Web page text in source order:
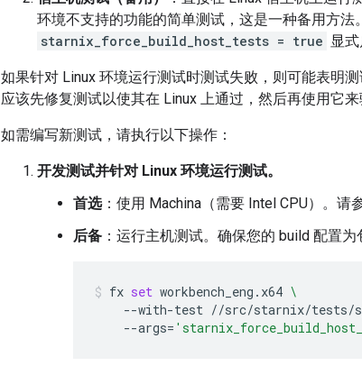
环境不支持的功能的简单测试，这是一种备用方法
starnix_force_build_host_tests = true 显
如果针对 Linux 环境运行测试时测试失败，则可能表明
应该先修复测试以使其在 Linux 上通过，然后再使用它来
如需编写新测试，请执行以下操作：
开发测试并针对 Linux 环境运行测试。
首选：使用 Machina（需要 Intel CPU）。请
后备 ：运行主机测试。确保您的 build 配置
fx set workbench_eng.x64 \
--with-test //src/starnix/tests/
--args=